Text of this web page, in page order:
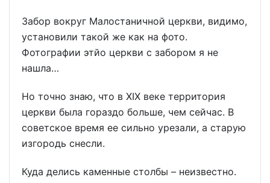
Забор вокруг Малостаничной церкви, видимо,
установили такой же как на фото.
Фотографии этйо церкви с забором я не
нашла…
Но точно знаю, что в XIX веке территория
церкви была гораздо больше, чем сейчас. В
советское время ее сильно урезали, а старую
изгородь снесли.
Куда делись каменные столбы – неизвестно.